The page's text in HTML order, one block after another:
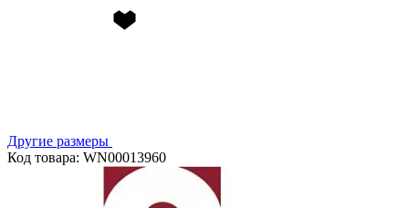
Другие размеры
Код товара: WN00013960